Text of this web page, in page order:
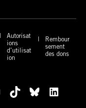
Autorisat
ions
d’utilisat
ion
Rembour
sement
des dons
TikTok Bluesky
LinkedIn